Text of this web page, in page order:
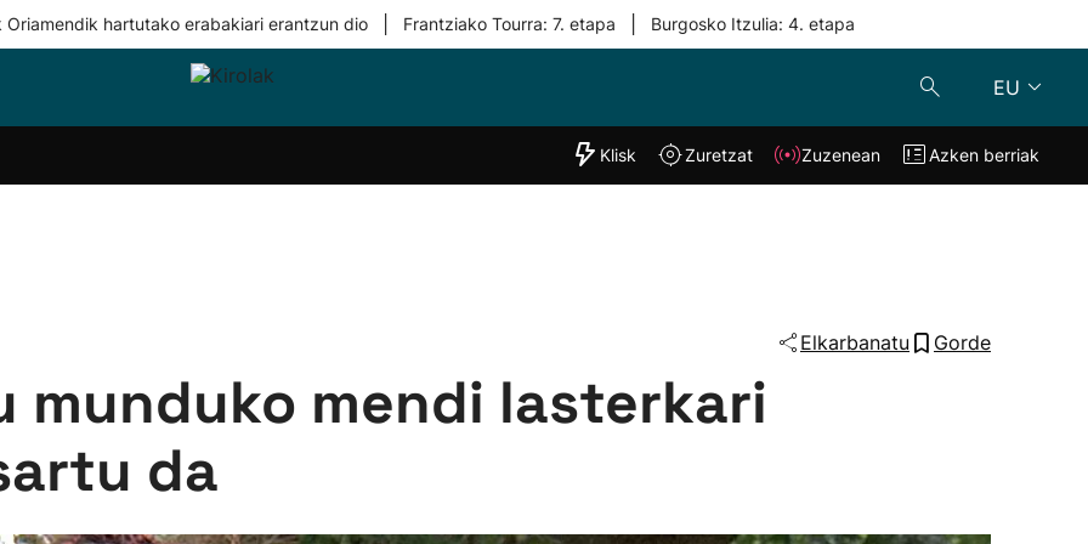
Oriamendik hartutako erabakiari erantzun dio Frantziako Tourra: 7. etapa Burgosko Itzulia: 4. etapa
EU
Taldeak
"Helmuga"
Klisk Zuzenean
Klisk Zuretzat Zuzenean Azken berriak
Elkarbanatu Gorde
munduko mendi lasterkari
da